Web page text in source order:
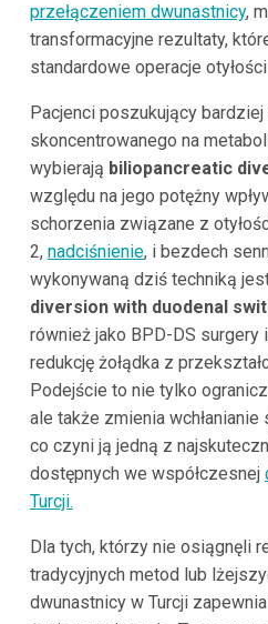
przełączeniem dwunastnicy,
transformacyjne rezultaty,
standardowe operacje
Pacjenci poszukujący
skoncentrowanego na
wybierają biliopancreatic
względu na jego potężny
schorzenia związane z
2, nadciśnienie, i bezdech
wykonywaną dziś techniką
diversion with duodenal
również jako BPD-DS surgery
redukcję żołądka z
Podejście to nie tylko
ale także zmienia
co czyni ją jedną z
dostępnych we współczesnej
Turcji.
Dla tych, którzy nie osiągnęli
tradycyjnych metod lub
dwunastnicy w Turcji